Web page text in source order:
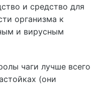
и средство для
организма к
и вирусным
чаги лучше всего
(они